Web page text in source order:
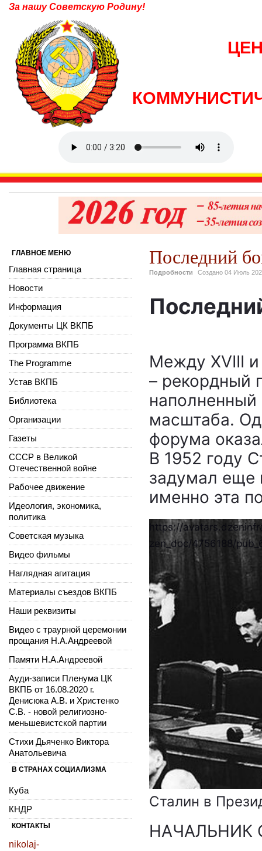
За нашу Советскую Родину!
Последний
Подробности Создано 04 Июль
Между XVIII
– рекордный
наполненный
масштаба.
форума
В 1952 году
задумал еще
именно эта
https://
zen_doc/4756188/
Сталин в
НАЧАЛЬНИК
ГЛАВНОЕ МЕНЮ
Главная страница
Новости
Информация
Документы ЦК ВКПБ
Программа ВКПБ
The Programme
Устав ВКПБ
Библиотека
Организации
Газеты
СССР в Великой
Отечественной войне
Рабочее движение
Идеология, экономика,
политика
Советская музыка
Видео фильмы
Наглядная агитация
Материалы съездов ВКПБ
Наши реквизиты
Видео с траурной церемонии
прощания Н.А.Андреевой
Памяти Н.А.Андреевой
Ауди-записи Пленума ЦК
ВКПБ от 16.08.2020 г.
Денисюка А.В. и Христенко
С.В. - новой религиозно-
меньшевистской партии
Стихи Дьяченко Виктора
Анатольевича
В СТРАНАХ СОЦИАЛИЗМА
Куба
КНДР
КОНТАКТЫ
nikolaj-